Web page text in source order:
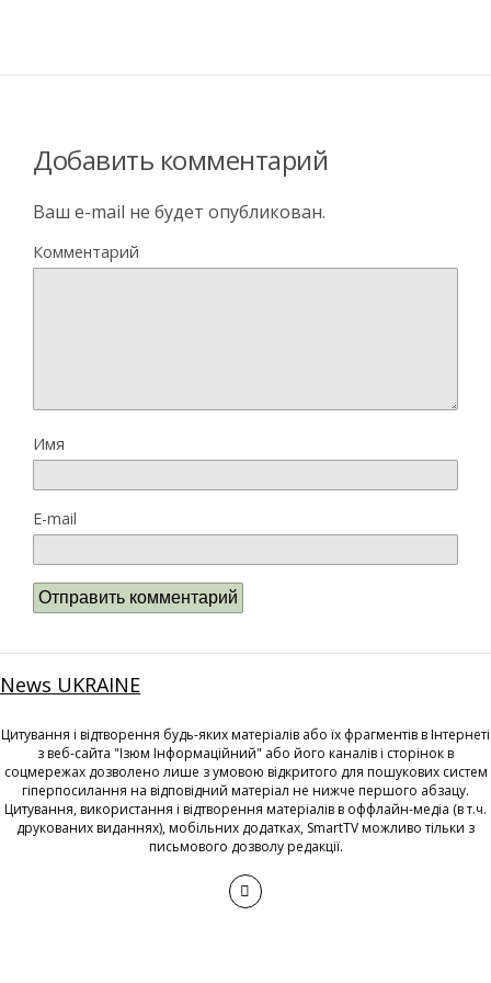
Добавить комментарий
Ваш e-mail не будет опубликован.
Комментарий
Имя
E-mail
News UKRAINE
Цитування і відтворення будь-яких матеріалів або їх фрагментів в Інтернеті
з веб-сайта "Ізюм Інформаційний" або його каналів і сторінок в
соцмережах дозволено лише з умовою відкритого для пошукових систем
гіперпосилання на відповідний матеріал не нижче першого абзацу.
Цитування, використання і відтворення матеріалів в оффлайн-медіа (в т.ч.
друкованих виданнях), мобільних додатках, SmartTV можливо тільки з
письмового дозволу редакції.